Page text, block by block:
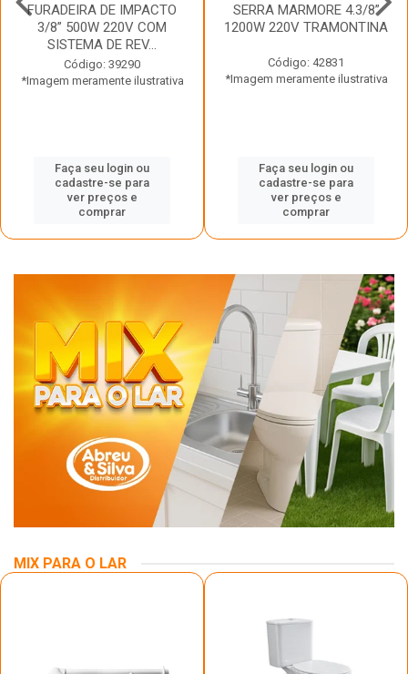
FURADEIRA DE IMPACTO
3/8” 500W 220V COM
SISTEMA DE REV...
Código: 39290
*Imagem meramente ilustrativa
Faça seu login ou
cadastre-se para
ver preços e
comprar
SERRA MARMORE 4.3/8”
1200W 220V TRAMONTINA
Código: 42831
*Imagem meramente ilustrativa
Faça seu login ou
cadastre-se para
ver preços e
comprar
MIX PARA O LAR